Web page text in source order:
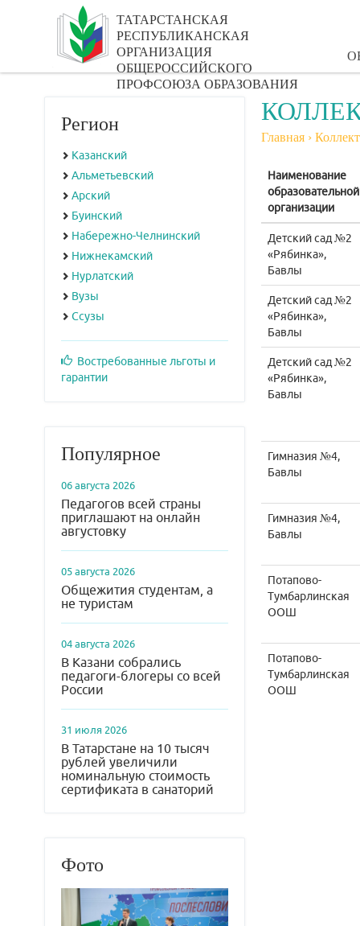
ТАТАРСТАНСКАЯ
РЕСПУБЛИКАНСКАЯ
ОРГАНИЗАЦИЯ
ОБЩЕРОССИЙСКОГО
ПРОФСОЮЗА ОБРАЗОВАНИЯ
Регион
Казанский
Альметьевский
Арский
Буинский
Набережно-Челнинский
Нижнекамский
Нурлатский
Вузы
Ссузы
Востребованные льготы и
гарантии
Популярное
06 августа 2026
Педагогов всей страны
приглашают на онлайн
августовку
05 августа 2026
Общежития студентам, а
не туристам
04 августа 2026
В Казани собрались
педагоги-блогеры со всей
России
31 июля 2026
В Татарстане на 10 тысяч
рублей увеличили
номинальную стоимость
сертификата в санаторий
Фото
Главная ›
Наименование
образовательной
организации
Детский сад №2
«Рябинка»,
Бавлы
Детский сад №2
«Рябинка»,
Бавлы
Детский сад №2
«Рябинка»,
Бавлы
Гимназия №4,
Бавлы
Гимназия №4,
Бавлы
Потапово-
Тумбарлинская
ООШ
Потапово-
Тумбарлинская
ООШ